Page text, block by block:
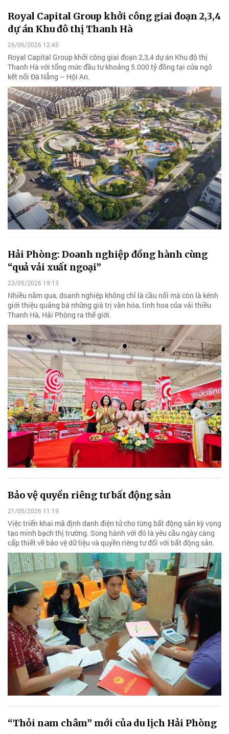
Royal Capital Group khởi công giai đoạn 2,3,4
dự án Khu đô thị Thanh Hà
26/06/2026 12:45
Royal Capital Group khởi công giai đoạn 2,3,4 dự án Khu đô thị
Thanh Hà với tổng mức đầu tư khoảng 5.000 tỷ đồng tại cửa ngõ
kết nối Đà Nẵng – Hội An.
Hải Phòng: Doanh nghiệp đồng hành cùng
“quả vải xuất ngoại”
23/05/2026 19:13
Nhiều năm qua, doanh nghiệp không chỉ là cầu nối mà còn là kênh
giới thiệu quảng bá những giá trị văn hóa, tinh hoa của vải thiều
Thanh Hà, Hải Phòng ra thế giới.
Bảo vệ quyền riêng tư bất động sản
21/05/2026 11:19
Việc triển khai mã định danh điện tử cho từng bất động sản kỳ vọng
tạo minh bạch thị trường. Song hành với đó là yêu cầu ngày càng
cấp thiết về bảo vệ dữ liệu và quyền riêng tư đối với bất động sản.
“Thỏi nam châm” mới của du lịch Hải Phòng